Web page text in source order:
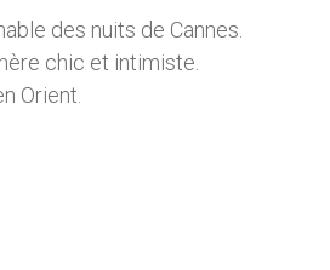
des nuits de Cannes.
chic et intimiste.
Orient.